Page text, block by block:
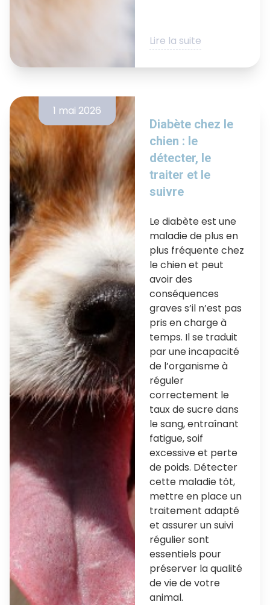
Lire la suite
1 mai 2026
Diabète chez le
chien : le
détecter, le
traiter et le
suivre
Le diabète est une
maladie de plus en
plus fréquente chez
le chien et peut
avoir des
conséquences
graves s’il n’est pas
pris en charge à
temps. Il se traduit
par une incapacité
de l’organisme à
réguler
correctement le
taux de sucre dans
le sang, entraînant
fatigue, soif
excessive et perte
de poids. Détecter
cette maladie tôt,
mettre en place un
traitement adapté
et assurer un suivi
régulier sont
essentiels pour
préserver la qualité
de vie de votre
animal.